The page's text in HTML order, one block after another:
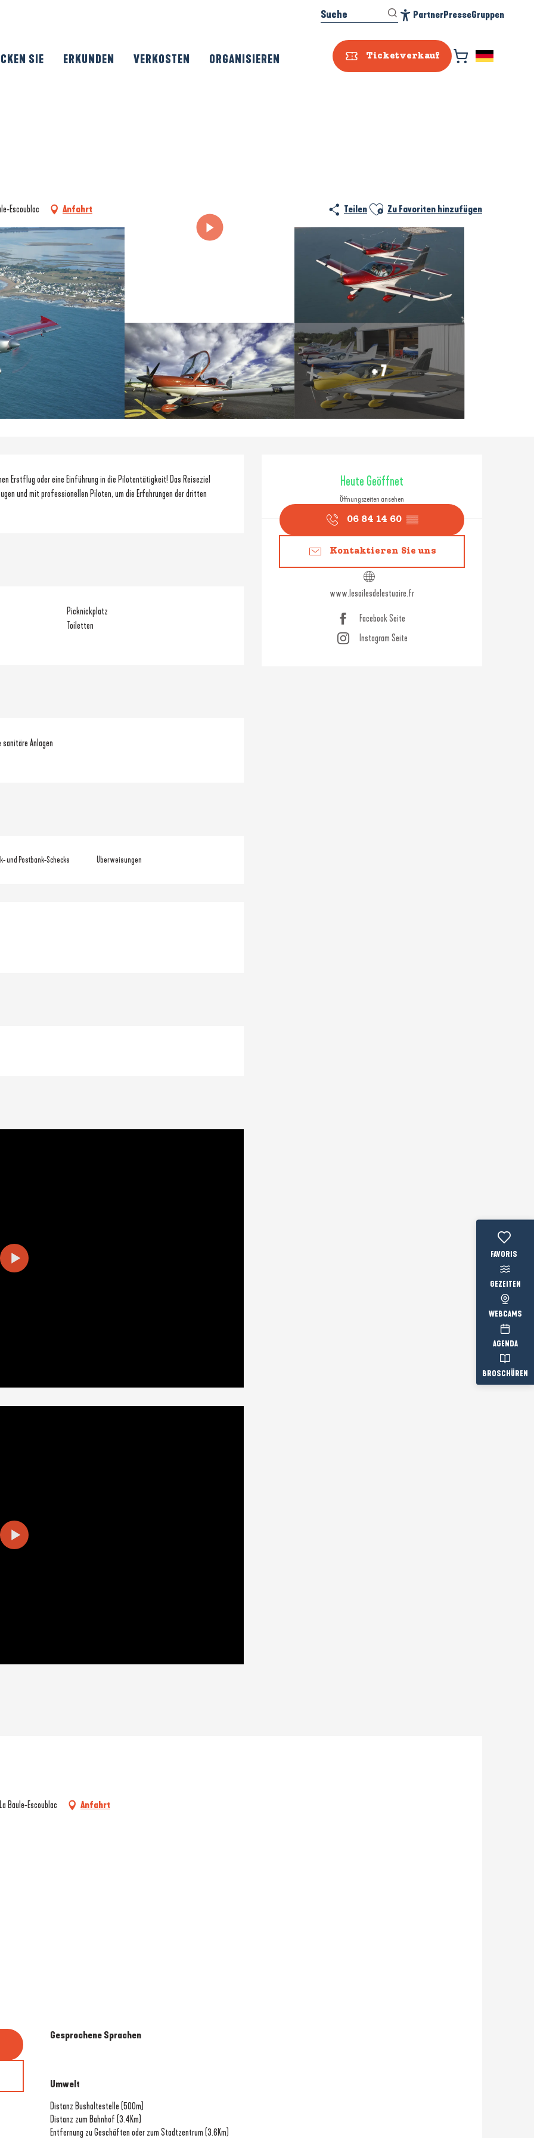
Ticketverkauf
Suche PartnerPresseGruppen
SIE ERKUNDEN VERKOSTEN ORGANISIEREN
Voir les
GEZEITEN
WEBCAMS
AGENDA
BROSCHÜREN
Escoublac Anfahrt Teilen Ajouter aux favoris
Zu Favoriten hinzufügen
+ 7
Öffnungszeiten &
Heute Geöffnet
Öffnungszeiten ansehen
06 84 14 60 ▒▒
Kontaktieren Sie uns
www.lesailesdelestuaire.fr
Facebook Seite
Instagram Seite
Erstflug oder eine Einführung in die Pilotentätigkeit! Das Reiseziel
und mit professionellen Piloten, um die Erfahrungen der dritten
Picknickplatz
Toiletten
Anlagen
und Postbank-Schecks Überweisungen
Baule-Escoublac Anfahrt
Gesprochene Sprachen
Gesprochene Sprachen
Umwelt
Umwelt
Distanz Bushaltestelle (500m)
Distanz zum Bahnhof (3.4Km)
Entfernung zu Geschäften oder zum Stadtzentrum (3.6Km)